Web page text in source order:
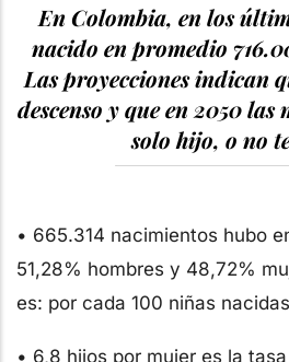
En Colombia, en los
nacido en promedio
Las proyecciones indican
descenso y que en 2050
solo hijo, o no
• 665.314 nacimientos hubo
51,28% hombres y 48,72%
es: por cada 100 niñas
• 6,8 hijos por mujer es la